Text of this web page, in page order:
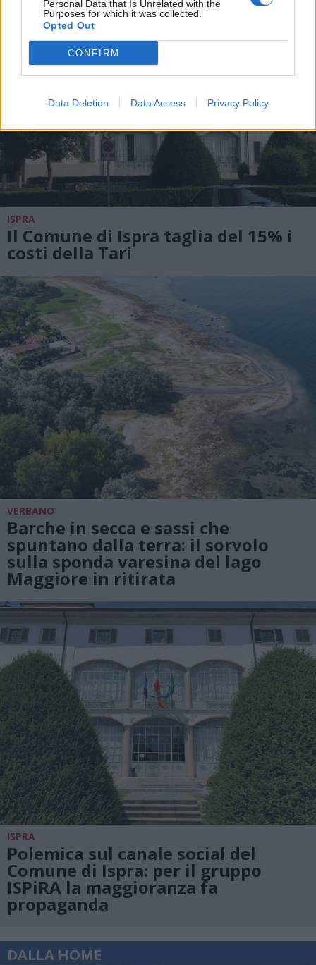
Personal Data that Is Unrelated with the
Purposes for which it was collected.
Opted Out
CONFIRM
Data Deletion Data Access Privacy Policy
ISPRA
Il Comune di Ispra taglia del 15% i
costi della Tari
VERBANO
Barche in secca e sassi che
spuntano dalla terra: il sorvolo
sulla sponda varesina del lago
Maggiore in ritirata
ISPRA
Polemica sul canale social del
Comune di Ispra: per il gruppo
ISPiRA la maggioranza fa
propaganda
DALLA HOME